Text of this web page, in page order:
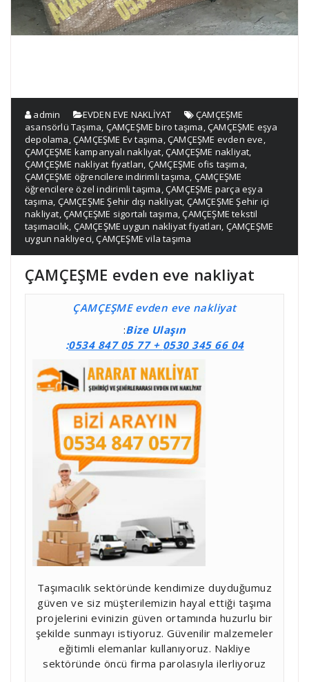
admin EVDEN EVE NAKLİYAT
ÇAMÇEŞME
asansörlü Taşıma, ÇAMÇEŞME biro taşıma,ÇAMÇEŞME eşya
depolama,ÇAMÇEŞME Ev taşıma,ÇAMÇEŞME evden eve,
ÇAMÇEŞME kampanyalı nakliyat,ÇAMÇEŞME nakliyat,
ÇAMÇEŞME nakliyat fıyatları, ÇAMÇEŞME ofis taşıma,
ÇAMÇEŞME öğrencilere indirimli taşıma, ÇAMÇEŞME
öğrencilere özel indirimli taşıma,ÇAMÇEŞME parça eşya
taşıma, ÇAMÇEŞME Şehir dışı nakliyat, ÇAMÇEŞME Şehir içi
nakliyat,ÇAMÇEŞME sigortalı taşıma,ÇAMÇEŞME tekstil
taşımacılık, ÇAMÇEŞME uygun nakliyat fiyatları, ÇAMÇEŞME
uygun nakliyeci,ÇAMÇEŞME vila taşıma
ÇAMÇEŞME evden eve nakliyat
ÇAMÇEŞMEevden eve nakliyat
:Bize Ulaşın
:0534 847 05 77 + 0530 345 66 04
Taşımacılık sektöründe kendimize duyduğumuz
güven ve siz müşterilemizin hayal ettiği taşıma
projelerini evinizin güven ortamında huzurlu bir
şekilde sunmayı istiyoruz. Güvenilir malzemeler
eğitimli elemanlar kullanıyoruz. Nakliye
sektöründe öncü firma parolasıyla ilerliyoruz